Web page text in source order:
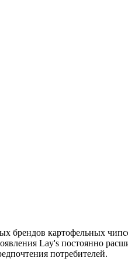
брендов картофельных
Lay's постоянно
потребителей.